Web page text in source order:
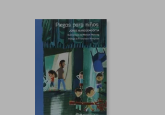
55%
dcto.
S/ 138,68
S/ 62,41